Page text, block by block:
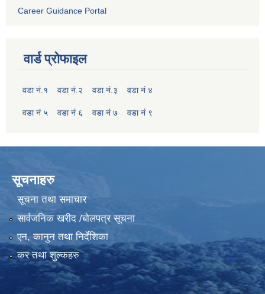
Career Guidance Portal
वार्ड प्रोफाइल
वडा नं.१ वडा नं.२ वडा नं.३ वडा नं ४
वडा नं ५ वडा नं ६ वडा नं ७ वडा नं ९
सूचनाहरु
सूचना तथा समाचार
सार्वजनिक खरीद /बोलपत्र सूचना
एन, कानुन तथा निर्देशिका
कर तथा शुल्कहरु